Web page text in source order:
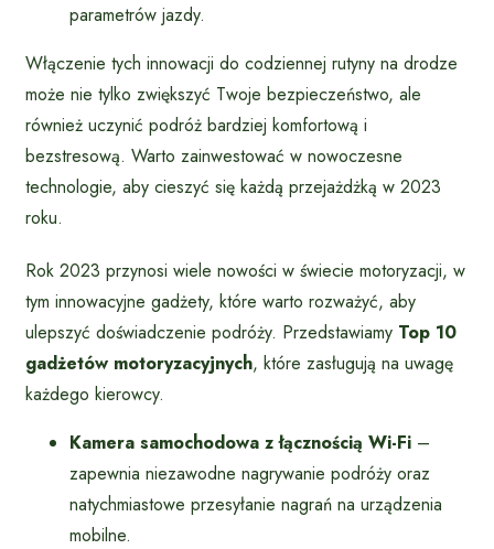
parametrów jazdy.
Włączenie tych innowacji do codziennej rutyny na drodze
może nie tylko zwiększyć Twoje bezpieczeństwo, ale
również uczynić podróż bardziej komfortową i
bezstresową. Warto zainwestować w nowoczesne
technologie, aby cieszyć się każdą przejażdżką w 2023
roku.
Rok 2023 przynosi wiele nowości w świecie motoryzacji, w
tym innowacyjne gadżety, które warto rozważyć, aby
ulepszyć doświadczenie podróży. Przedstawiamy Top 10
gadżetów motoryzacyjnych, które zasługują na uwagę
każdego kierowcy.
Kamera samochodowa z łącznością Wi-Fi –
zapewnia niezawodne nagrywanie podróży oraz
natychmiastowe przesyłanie nagrań na urządzenia
mobilne.